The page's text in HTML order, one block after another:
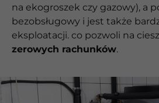
na ekogroszek czy gazowy), a
bezobsługowy i jest także
eksploatacji. co pozwoli na
zerowych rachunków.